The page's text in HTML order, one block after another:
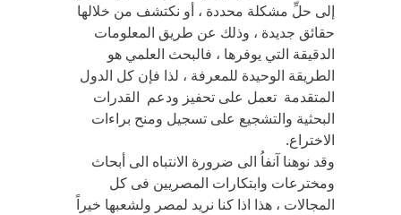
إلى حلِّ مشكلة محددة ، أو نكتشف من خلالها
حقائق جديدة ، وذلك عن طريق المعلومات
الدقيقة التي يوفرها ، فالبحث العلمي هو
الطريقة الوحيدة للمعرفة ، لذا فإن كل الدول
المتقدمة تعمل على تحفيز ودعم القدرات
البحثية والتشجيع على تسجيل ومنح براءات
الاختراع.
وقد نوهنا آنفاُ الى ضرورة الانتباه الى أبحاث
ومخترعات وابتكارات المصريين فى كل
المجالات ، هذا اذا كنا نريد لمصر ولشعبها خيراً